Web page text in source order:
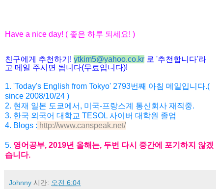
Have a nice day! ( 좋은 하루 되세요! )
친구에게 추천하기 ! ytkim5@yahoo.co.kr 로 '추천합니다'라
고 메일 주시면 됩니다(무료입니다)!
1. 'Today's English from Tokyo' 2793번째 아침 메일입니다.(
since 2008/10/24 )
2. 현재 일본 도쿄에서 , 미국-프랑스계 통신회사 재직중.
3. 한국 외국어 대학교 TESOL 사이버 대학원 졸업
4. Blogs : http://www.canspeak.net/
5. 영어공부, 2019년 올해는, 두번 다시 중간에 포기하지 않겠
습니 다.
Johnny 시간: 오전 6:04